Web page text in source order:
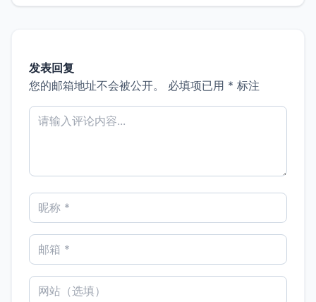
发表回复
您的邮箱地址不会被公开。
必填项已用 * 标注